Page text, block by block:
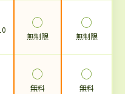
◯
無制限
◯
無制限
◯
無料
◯
無料